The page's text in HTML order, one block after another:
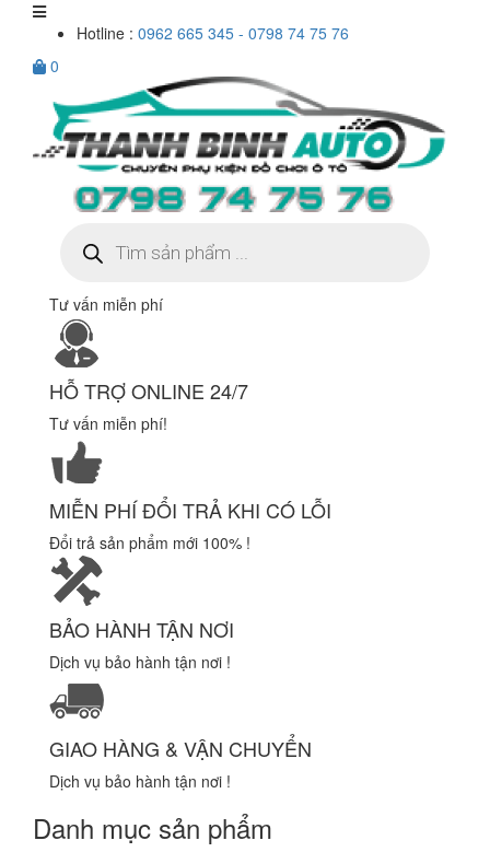
Hotline : 0962 665 345 - 0798 74 75 76
0
kiếm
sản
Tư vấn miễn phí
HỖ TRỢ ONLINE 24/7
Tư vấn miễn phí!
MIỄN PHÍ ĐỔI TRẢ KHI CÓ LỖI
Đổi trả sản phẩm mới 100% !
BẢO HÀNH TẬN NƠI
Dịch vụ bảo hành tận nơi !
GIAO HÀNG & VẬN CHUYỂN
Dịch vụ bảo hành tận nơi !
Danh mục sản phẩm